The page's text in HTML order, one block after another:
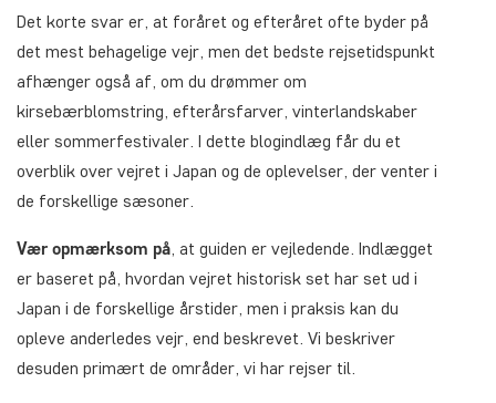
Det korte svar er, at foråret og efteråret ofte byder på
det mest behagelige vejr, men det bedste rejsetidspunkt
afhænger også af, om du drømmer om
kirsebærblomstring, efterårsfarver, vinterlandskaber
eller sommerfestivaler. I dette blogindlæg får du et
overblik over vejret i Japan og de oplevelser, der venter i
de forskellige sæsoner.
Vær opmærksom på, at guiden er vejledende. Indlægget
er baseret på, hvordan vejret historisk set har set ud i
Japan i de forskellige årstider, men i praksis kan du
opleve anderledes vejr, end beskrevet. Vi beskriver
desuden primært de områder, vi har rejser til.